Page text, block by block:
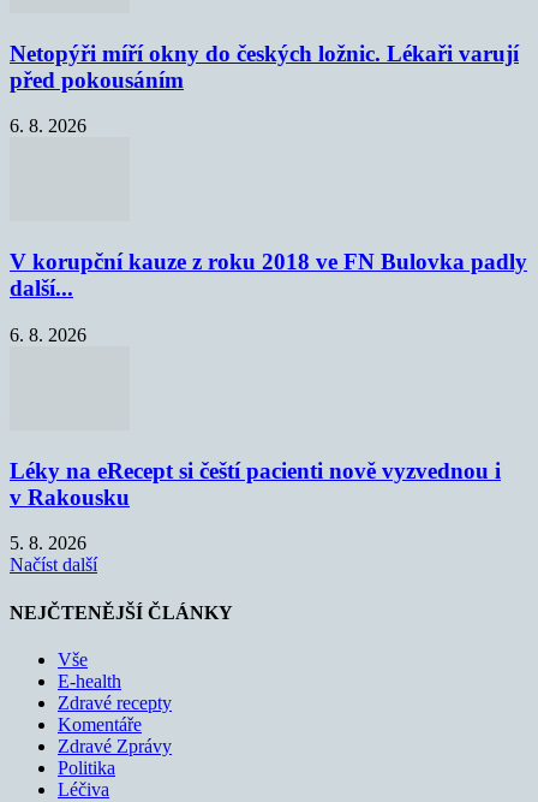
Netopýři míří okny do českých ložnic. Lékaři varují
před pokousáním
6. 8. 2026
V korupční kauze z roku 2018 ve FN Bulovka padly
další...
6. 8. 2026
Léky na eRecept si čeští pacienti nově vyzvednou i
v Rakousku
5. 8. 2026
Načíst další
NEJČTENĚJŠÍ ČLÁNKY
Vše
E-health
Zdravé recepty
Komentáře
Zdravé Zprávy
Politika
Léčiva